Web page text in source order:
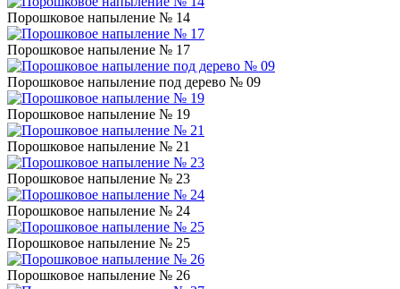
Порошковое напыление № 14
Порошковое напыление № 17
Порошковое напыление под дерево № 09
Порошковое напыление № 19
Порошковое напыление № 21
Порошковое напыление № 23
Порошковое напыление № 24
Порошковое напыление № 25
Порошковое напыление № 26